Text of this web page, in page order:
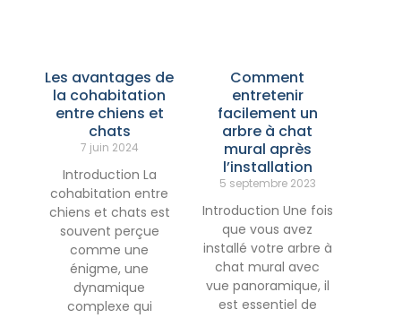
Les avantages de
la cohabitation
entre chiens et
chats
7 juin 2024
Introduction La
cohabitation entre
chiens et chats est
souvent perçue
comme une
énigme, une
dynamique
complexe qui
Comment
entretenir
facilement un
arbre à chat
mural après
l’installation
5 septembre 2023
Introduction Une fois
que vous avez
installé votre arbre à
chat mural avec
vue panoramique, il
est essentiel de